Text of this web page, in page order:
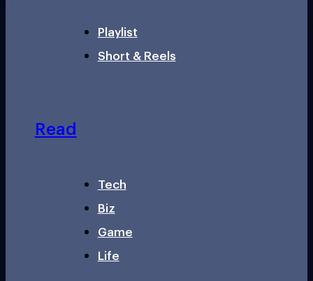
Playlist
Short & Reels
Read
Tech
Biz
Game
Life